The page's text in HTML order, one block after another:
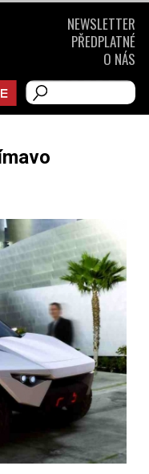
NEWSLETTER
PŘEDPLATNÉ
O NÁS